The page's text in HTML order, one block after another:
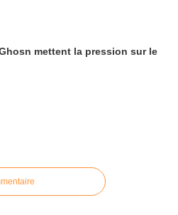
mettent la pression sur le